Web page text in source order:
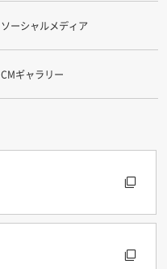
ソーシャルメディア
CMギャラリー